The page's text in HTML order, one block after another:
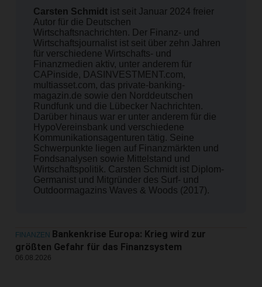
Carsten Schmidtist seit Januar 2024 freier
Autor für die Deutschen
Wirtschafts­nachrichten. Der Finanz- und
Wirtschaftsjournalist ist seit über zehn Jahren
für verschiedene Wirtschafts- und
Finanzmedien aktiv, unter anderem für
CAPinside, DASINVESTMENT.com,
multiasset.com, das private-banking-
magazin.de sowie den Norddeutschen
Rundfunk und die Lübecker Nachrichten.
Darüber hinaus war er unter anderem für die
HypoVereinsbank und verschiedene
Kommunikationsagenturen tätig. Seine
Schwerpunkte liegen auf Finanzmärkten und
Fondsanalysen sowie Mittelstand und
Wirtschaftspolitik. Carsten Schmidt ist Diplom-
Germanist und Mitgründer des Surf- und
Outdoormagazins Waves & Woods (2017).
FINANZEN
Bankenkrise Europa: Krieg wird zur
größten Gefahr für das Finanzsystem
06.08.2026